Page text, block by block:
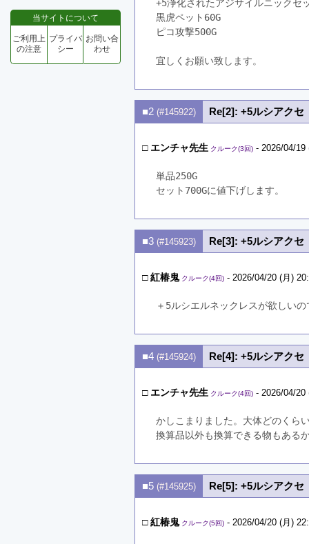
当サイトについて
ご利用上
の注意
プライバ
シー
お問い合
わせ
+5浄化されたアジサイルニックセ
黒虎ペット60G
ピコ攻撃500G
宜しくお願い致します。
■2 (#145922) Re[2]: +5ルシアク
□ エンチャ先生 クルーク(3回) - 2026/04/
単品250G
セット700Gに値下げします。
■3 (#145923) Re[3]: +5ルシアク
□紅椿鬼 クルーク(4回) - 2026/04/20 (月)
＋5ルシエルネックレスが欲しい
■4 (#145924) Re[4]: +5ルシアク
□ エンチャ先生 クルーク(4回) - 2026/04/
かしこまりました。大体どのくら
換算品以外も換算できる物もある
■5 (#145925) Re[5]: +5ルシアク
□紅椿鬼 クルーク(5回) - 2026/04/20 (月)